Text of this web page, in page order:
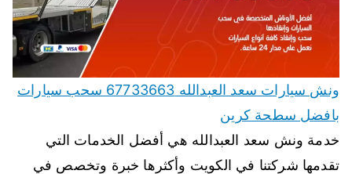
ونش سيارات سعد العبدالله 67733663 سحب سيارات
بافضل سطحة كرين
خدمة ونش سعد العبدالله هي أفضل الخدمات التي
تقدمها شركتنا في الكويت وأكثرها خبرة وتخصص في